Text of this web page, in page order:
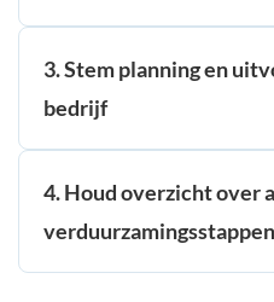
3. Stem planning en
bedrijf
4. Houd overzicht over
verduurzamingsstappen